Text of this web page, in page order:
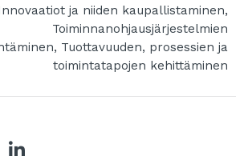
ja niiden kaupallistaminen,
Toiminnanohjausjärjestelmien
Tuottavuuden, prosessien ja
toimintatapojen kehittäminen